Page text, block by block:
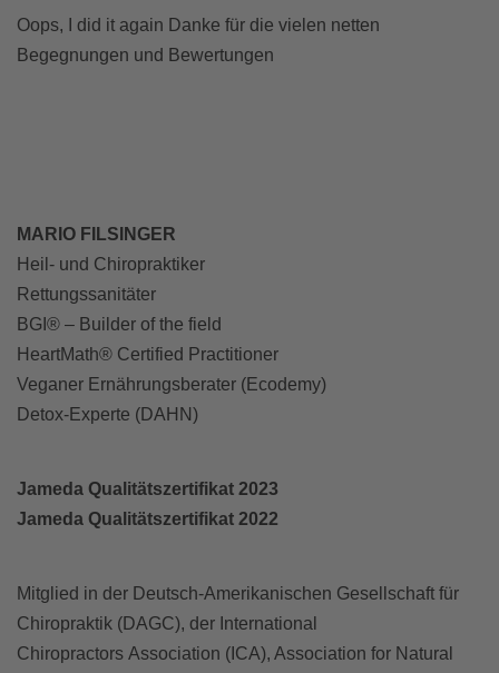
Oops, I did it again Danke für die vielen netten
Begegnungen und Bewertungen
MARIO FILSINGER
Heil- und Chiropraktiker
Rettungssanitäter
BGI® – Builder of the field
HeartMath® Certified Practitioner
Veganer Ernährungsberater (Ecodemy)
Detox-Experte (DAHN)
Jameda Qualitätszertifikat 2023
Jameda Qualitätszertifikat 2022
Mitglied in der Deutsch-Amerikanischen Gesellschaft für
Chiropraktik (DAGC), der International
Chiropractors Association (ICA), Association for Natural